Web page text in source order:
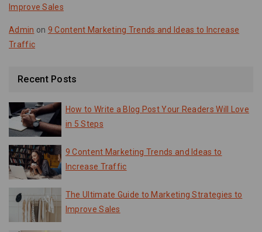
Improve Sales
Admin on 9 Content Marketing Trends and Ideas to Increase
Traffic
Recent Posts
How to Write a Blog Post Your Readers Will Love
in 5 Steps
9 Content Marketing Trends and Ideas to
Increase Traffic
The Ultimate Guide to Marketing Strategies to
Improve Sales